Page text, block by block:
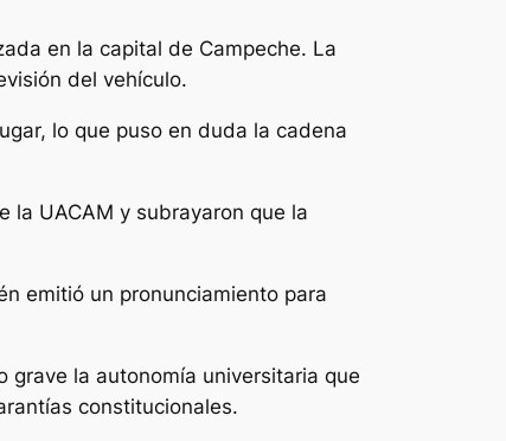
en la capital de Campeche. La
del vehículo.
lo que puso en duda la cadena
la UACAM y subrayaron que la
emitió un pronunciamiento para
grave la autonomía universitaria que
constitucionales.